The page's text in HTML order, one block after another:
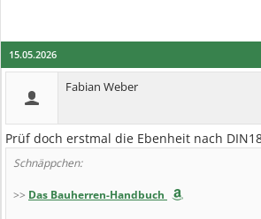
15.05.2026
Fabian Weber
Prüf doch erstmal die Ebenheit nach
Schnäppchen:
>> Das Bauherren-Handbuch